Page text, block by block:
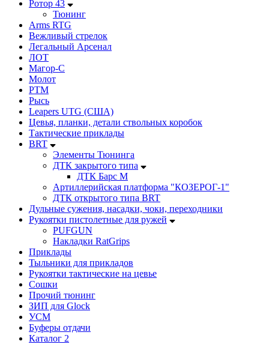
Ротор 43
Тюнинг
Arms RTG
Вежливый стрелок
Легальный Арсенал
ЛОТ
Магор-С
Молот
РТМ
Рысь
Leapers UTG (США)
Цевья, планки, детали ствольных коробок
Тактические приклады
BRT
Элементы Тюнинга
ДТК закрытого типа
ДТК Барс М
Артиллерийская платформа "КОЗЕРОГ-1"
ДТК открытого типа BRT
Дульные сужения, насадки, чоки, переходники
Рукоятки пистолетные для ружей
PUFGUN
Накладки RatGrips
Приклады
Тыльники для прикладов
Рукоятки тактические на цевье
Сошки
Прочий тюнинг
ЗИП для Glock
УСМ
Буферы отдачи
Каталог 2